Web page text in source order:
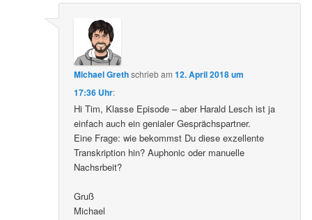
Michael Grethschriebam12. April 2018 um
17:36 Uhr:
Hi Tim, Klasse Episode – aber Harald Lesch ist ja
einfach auch ein genialer Gesprächspartner.
Eine Frage: wie bekommst Du diese exzellente
Transkription hin? Auphonic oder manuelle
Nachsrbeit?
Gruß
Michael